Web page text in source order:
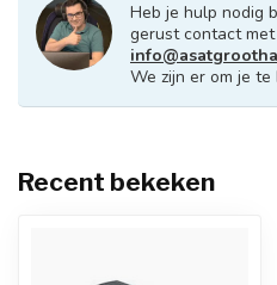
Heb je hulp nodig
gerust contact
We zijn er om je te
Recent bekeken